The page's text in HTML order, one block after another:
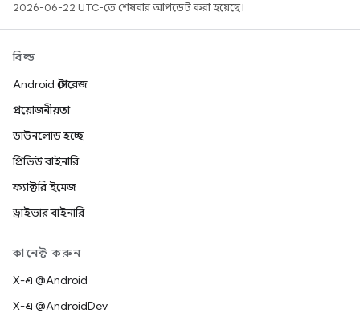
2026-06-22 UTC-তে শেষবার আপডেট করা হয়েছে।
বিল্ড
Android স্টোরেজ
প্রয়োজনীয়তা
ডাউনলোড হচ্ছে
প্রিভিউ বাইনারি
ফ্যাক্টরি ইমেজ
ড্রাইভার বাইনারি
কানেক্ট করুন
X-এ @Android
X-এ @AndroidDev